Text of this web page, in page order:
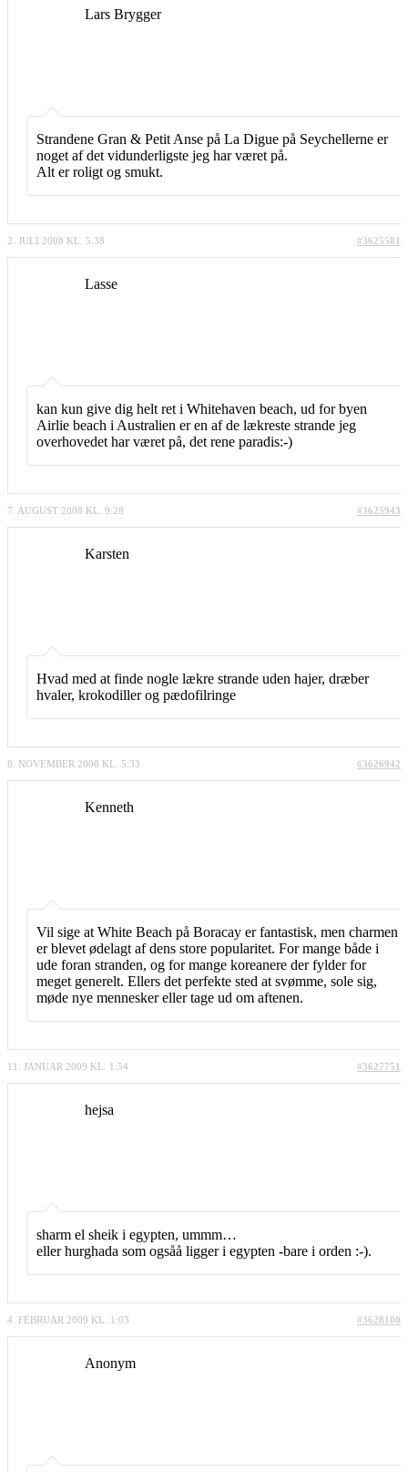
Lars Brygger
Strandene Gran & Petit Anse på La Digue på Seychellerne er
noget af det vidunderligste jeg har været på.
Alt er roligt og smukt.
2. JULI 2008 KL. 5:38 #3625581
Lasse
kan kun give dig helt ret i Whitehaven beach, ud for byen
Airlie beach i Australien er en af de lækreste strande jeg
overhovedet har været på, det rene paradis:-)
7. AUGUST 2008 KL. 9:28 #3625943
Karsten
Hvad med at finde nogle lækre strande uden hajer, dræber
hvaler, krokodiller og pædofilringe
8. NOVEMBER 2008 KL. 5:33 #3626942
Kenneth
Vil sige at White Beach på Boracay er fantastisk, men charmen
er blevet ødelagt af dens store popularitet. For mange både i
ude foran stranden, og for mange koreanere der fylder for
meget generelt. Ellers det perfekte sted at svømme, sole sig,
møde nye mennesker eller tage ud om aftenen.
11. JANUAR 2009 KL. 1:54 #3627751
hejsa
sharm el sheik i egypten, ummm…
eller hurghada som ogsåå ligger i egypten -bare i orden :-).
4. FEBRUAR 2009 KL. 1:03 #3628100
Anonym